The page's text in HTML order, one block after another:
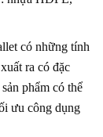
có những tính
ra có đặc
phẩm có thể
ưu công dụng